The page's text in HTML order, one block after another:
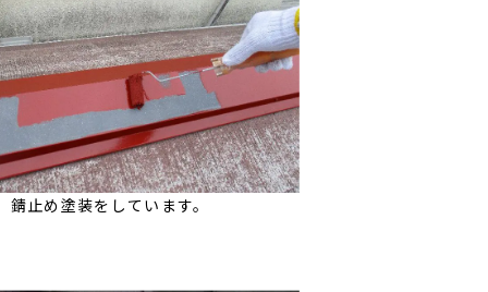
止め塗装をしています。